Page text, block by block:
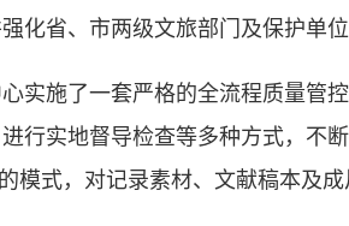
化省、市两级文旅部门及保护单
施了一套严格的全流程质量管
行实地督导检查等多种方式，不
模式，对记录素材、文献稿本及